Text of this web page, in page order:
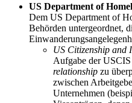
US Department of
Dem US Department of
Behörden untergeordnet,
US Citizenship and
Aufgabe der USCIS
relationship zu
zwischen
Unternehmen